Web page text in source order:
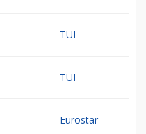
TUI
TUI
Eurostar